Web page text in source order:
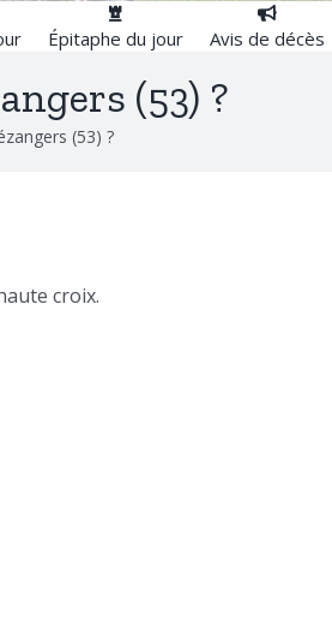
Épitaphe du jour Avis de décès
(53) ?
(53) ?
croix.